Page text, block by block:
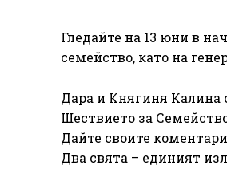
Гледайте на 13 юни в
семейство, като на
Дара и Княгиня Калина
Шествието за
Дайте своите
Два свята – единият